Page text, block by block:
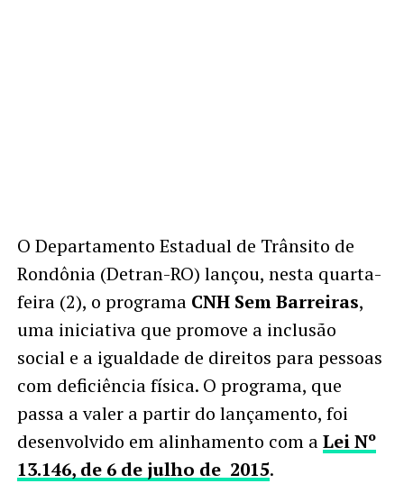
O Departamento Estadual de Trânsito de
Rondônia (Detran-RO) lançou, nesta quarta-
feira (2), o programa CNH Sem Barreiras,
uma iniciativa que promove a inclusão
social e a igualdade de direitos para pessoas
com deficiência física. O programa, que
passa a valer a partir do lançamento, foi
desenvolvido em alinhamento com aLei Nº
13.146, de 6 de julho de 2015.